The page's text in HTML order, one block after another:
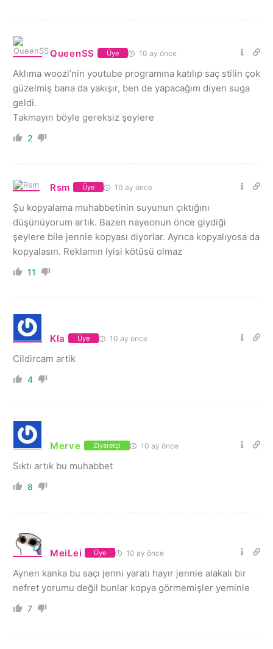
QueenSS Üye 10 ay önce
Aklıma woozi’nin youtube programına katılıp saç stilin çok
güzelmiş bana da yakışır, ben de yapacağım diyen suga
geldi.
Takmayın böyle gereksiz şeylere
2
Rsm Üye 10 ay önce
Şu kopyalama muhabbetinin suyunun çıktığını
düşünüyorum artık. Bazen nayeonun önce giydiği
şeylere bile jennie kopyası diyorlar. Ayrıca kopyalıyosa da
kopyalasın. Reklamın iyisi kötüsü olmaz
11
Kla Üye 10 ay önce
Cildircam artik
4
Merve Ziyaretçi 10 ay önce
Sıktı artık bu muhabbet
8
MeiLei Üye 10 ay önce
Aynen kanka bu saçı jenni yaratı hayır jennie alakalı bir
nefret yorumu değil bunlar kopya görmemişler yeminle
7